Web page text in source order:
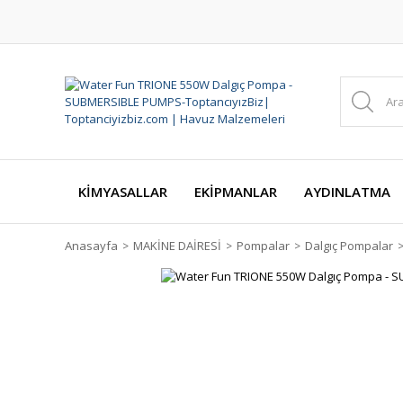
KİMYASALLAR EKİPMANLAR AYDINLATMA
Anasayfa MAKİNE DAİRESİ Pompalar Dalgıç Pompalar